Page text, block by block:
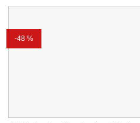
-48 %